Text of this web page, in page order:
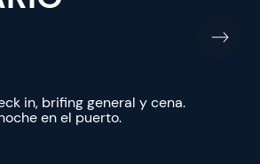
in, brifing general y cena.
en el puerto.